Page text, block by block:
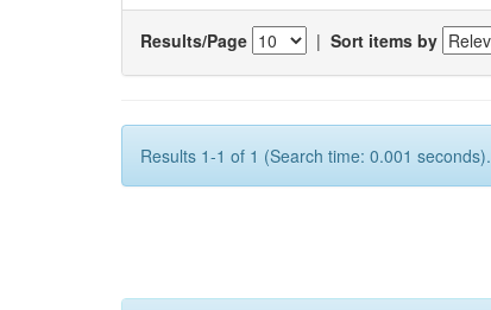
Results/Page | Sort items by
Results 1-1 of 1 (Search time: 0.001 seconds).